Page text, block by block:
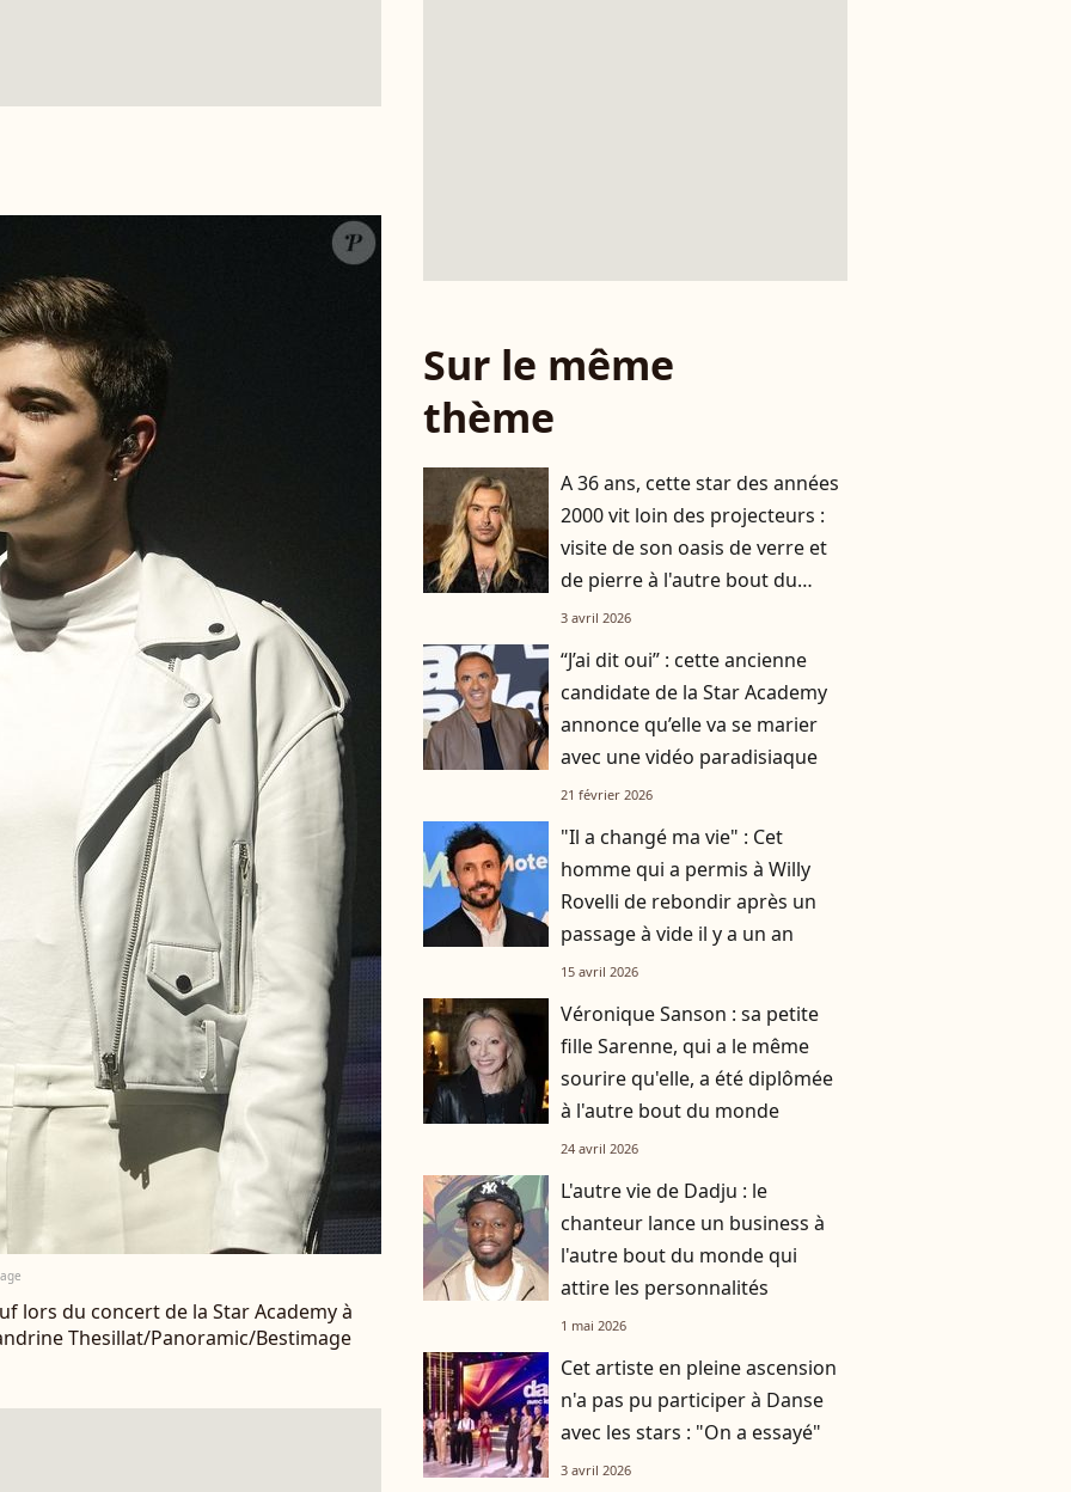
lors du concert de la Star Academy à
Thesillat/Panoramic/Bestimage
Sur le même
thème
A 36 ans, cette star des années
2000 vit loin des projecteurs :
visite de son oasis de verre et
de pierre à l'autre bout du
monde
3 avril 2026
“J’ai dit oui” : cette ancienne
candidate de la Star Academy
annonce qu’elle va se marier
avec une vidéo paradisiaque
21 février 2026
"Il a changé ma vie" : Cet
homme qui a permis à Willy
Rovelli de rebondir après un
passage à vide il y a un an
15 avril 2026
Véronique Sanson : sa petite
fille Sarenne, qui a le même
sourire qu'elle, a été diplômée
à l'autre bout du monde
24 avril 2026
L'autre vie de Dadju : le
chanteur lance un business à
l'autre bout du monde qui
attire les personnalités
1 mai 2026
Cet artiste en pleine ascension
n'a pas pu participer à Danse
avec les stars : "On a essayé"
3 avril 2026